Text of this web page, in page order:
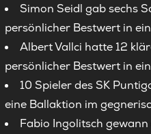
Simon Seidl gab sechs
persönlicher Bestwert in
Albert Vallci hatte 12
persönlicher Bestwert in
10 Spieler des SK
eine Ballaktion im
Fabio Ingolitsch